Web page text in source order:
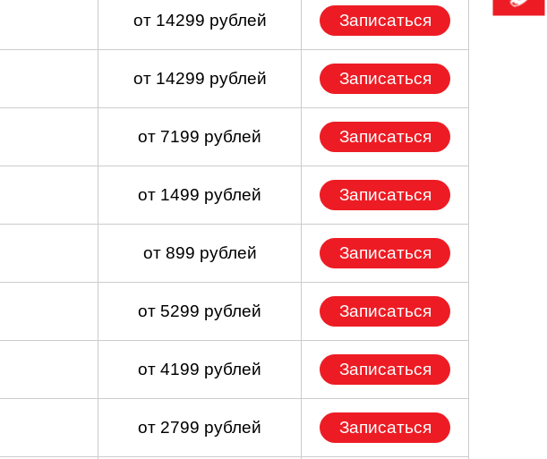
от 14299 рублей Записаться
от 14299 рублей Записаться
от 7199 рублей Записаться
от 1499 рублей Записаться
от 899 рублей Записаться
от 5299 рублей Записаться
от 4199 рублей Записаться
от 2799 рублей Записаться